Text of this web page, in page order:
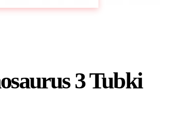
3 Tubki